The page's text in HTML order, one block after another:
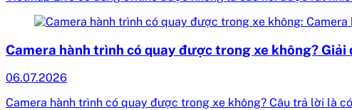
Camera hành trình có quay được trong xe không? Giải
06.07.2026
Camera hành trình có quay được trong xe không? Câu trả lời là